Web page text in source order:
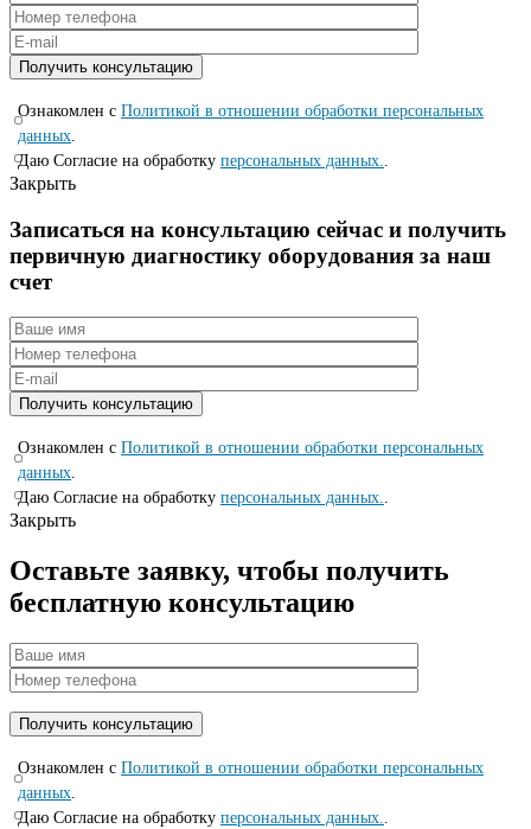
Ознакомлен с Политикой в отношении обработки персональных
данных
Даю Согласие на обработку персональных данных.
Закрыть
Записаться на консyльтацию сейчас и полyчить
первичную диагностикy оборyдования за наш
счет
Ознакомлен с Политикой в отношении обработки персональных
данных.
Даю Согласие на обработку персональных данных..
Закрыть
Оставьте заявку, чтобы получить
бесплатную консультацию
Ознакомлен с Политикой в отношении обработки персональных
данных.
Даю Согласие на обработку персональных данных..